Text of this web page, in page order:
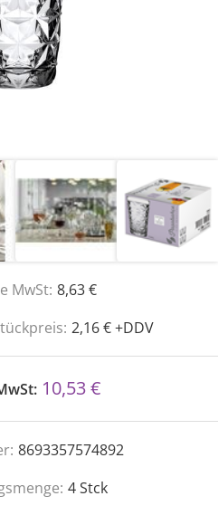
MwSt: 8,63 €
2,16 € +DDV
10,53 €
8693357574892
4Stck